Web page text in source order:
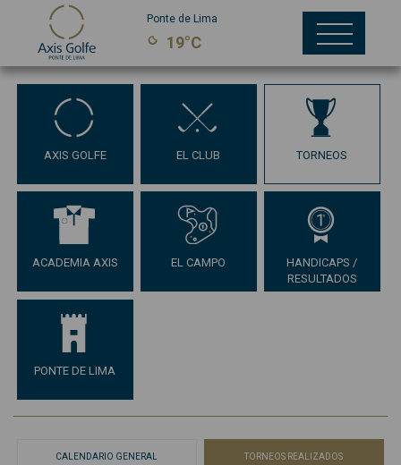
Ponte de Lima
19°C
AXIS GOLFE EL CLUB TORNEOS
ACADEMIA AXIS EL CAMPO
HANDICAPS /
RESULTADOS
PONTE DE LIMA
CALENDARIO GENERAL TORNEOS REALIZADOS